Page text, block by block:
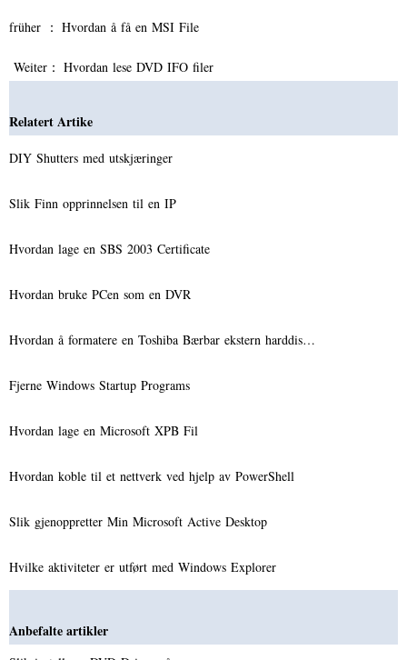
früher ： Hvordan å få en MSI File
Weiter： Hvordan lese DVD IFO filer
Relatert Artike
DIY Shutters med utskjæringer
Slik Finn opprinnelsen til en IP
Hvordan lage en SBS 2003 Certificate
Hvordan bruke PCen som en DVR
Hvordan å formatere en Toshiba Bærbar ekstern harddis…
Fjerne Windows Startup Programs
Hvordan lage en Microsoft XPB Fil
Hvordan koble til et nettverk ved hjelp av PowerShell
Slik gjenoppretter Min Microsoft Active Desktop
Hvilke aktiviteter er utført med Windows Explorer
Anbefalte artikler